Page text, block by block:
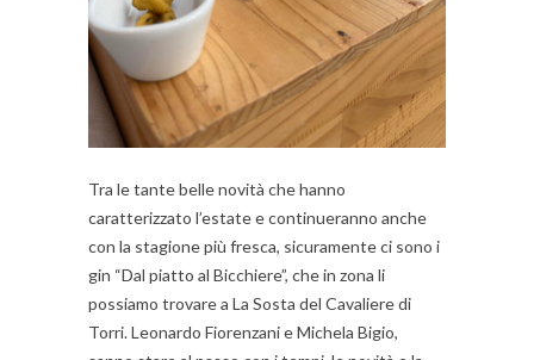
Tra le tante belle novità che hanno
caratterizzato l’estate e continueranno anche
con la stagione più fresca, sicuramente ci sono i
gin “Dal piatto al Bicchiere”, che in zona li
possiamo trovare a La Sosta del Cavaliere di
Torri. Leonardo Fiorenzani e Michela Bigio,